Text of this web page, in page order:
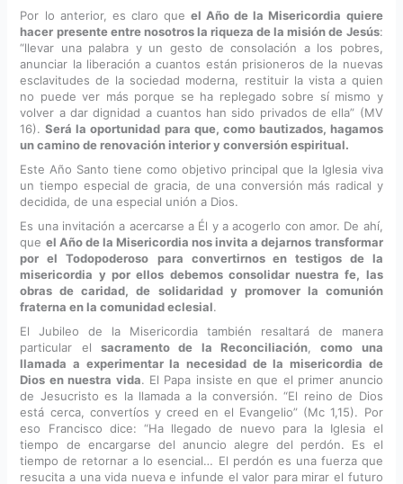
Por lo anterior, es claro queel Año de la Misericordia quiere
hacer presente entre nosotros la riqueza de la misión de Jesús:
“llevar una palabra y un gesto de consolación a los pobres,
anunciar la liberación a cuantos están prisioneros de la nuevas
esclavitudes de la sociedad moderna, restituir la vista a quien
no puede ver más porque se ha replegado sobre sí mismo y
volver a dar dignidad a cuantos han sido privados de ella” (MV
16).Será la oportunidad para que, como bautizados, hagamos
un camino de renovación interior y conversión espiritual.
Este Año Santo tiene como objetivo principal que la Iglesia viva
un tiempo especial de gracia, de una conversión más radical y
decidida, de una especial unión a Dios.
Es una invitación a acercarse a Él y a acogerlo con amor. De ahí,
que el Año de la Misericordia nos invita a dejarnos transformar
por el Todopoderoso
para convertirnos en testigos de la
misericordia y por ellos debemos consolidar nuestra fe, las
obras de caridad, de solidaridad y promover la comunión
fraterna en la comunidad eclesial.
El Jubileo de la Misericordia también resaltará de manera
particular elsacramento de la Reconciliación,como una
llamada a experimentar la necesidad de la misericordia de
Dios en nuestra vida. El Papa insiste en que el primer anuncio
de Jesucristo es la llamada a la conversión. “El reino de Dios
está cerca, convertíos y creed en el Evangelio” (Mc 1,15). Por
eso Francisco dice: “Ha llegado de nuevo para la Iglesia el
tiempo de encargarse del anuncio alegre del perdón. Es el
tiempo de retornar a lo esencial… El perdón es una fuerza que
resucita a una vida nueva e infunde el valor para mirar el futuro